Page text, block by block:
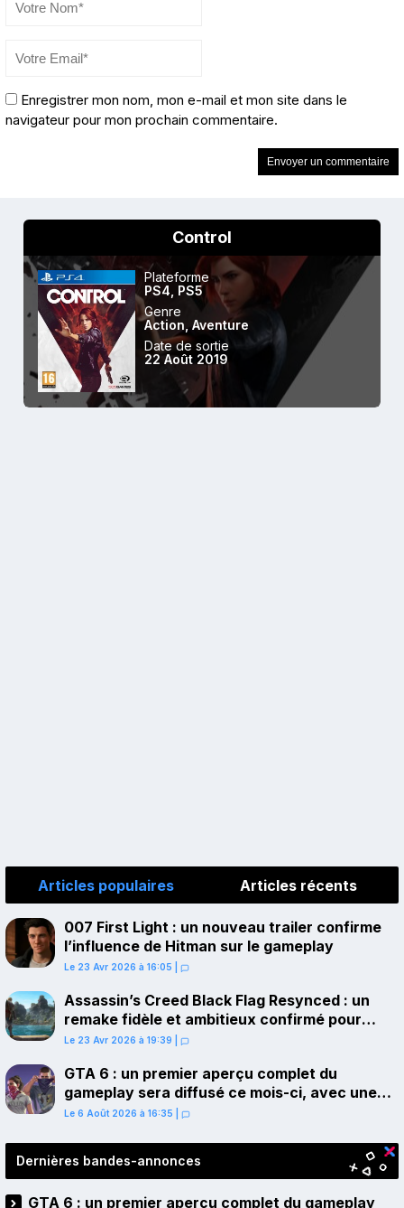
Enregistrer mon nom, mon e-mail et mon site dans le
navigateur pour mon prochain commentaire.
Control
Plateforme
PS4 PS5
Genre
Action Aventure
Date de sortie
22 Août 2019
Articles populaires Articles récents
007 First Light : un nouveau trailer confirme
l’influence de Hitman sur le gameplay
Le 23 Avr 2026 à 16:05
Assassin’s Creed Black Flag Resynced : un
remake fidèle et ambitieux confirmé pour
juillet sur PS5
Le 23 Avr 2026 à 19:39
GTA 6 : un premier aperçu complet du
gameplay sera diffusé ce mois-ci, avec une
avant-première sur Netflix
Le 6 Août 2026 à 16:35
Dernières bandes-annonces
GTA 6 : un premier aperçu complet du gameplay